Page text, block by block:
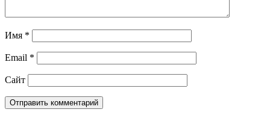
Имя *
Email *
Сайт